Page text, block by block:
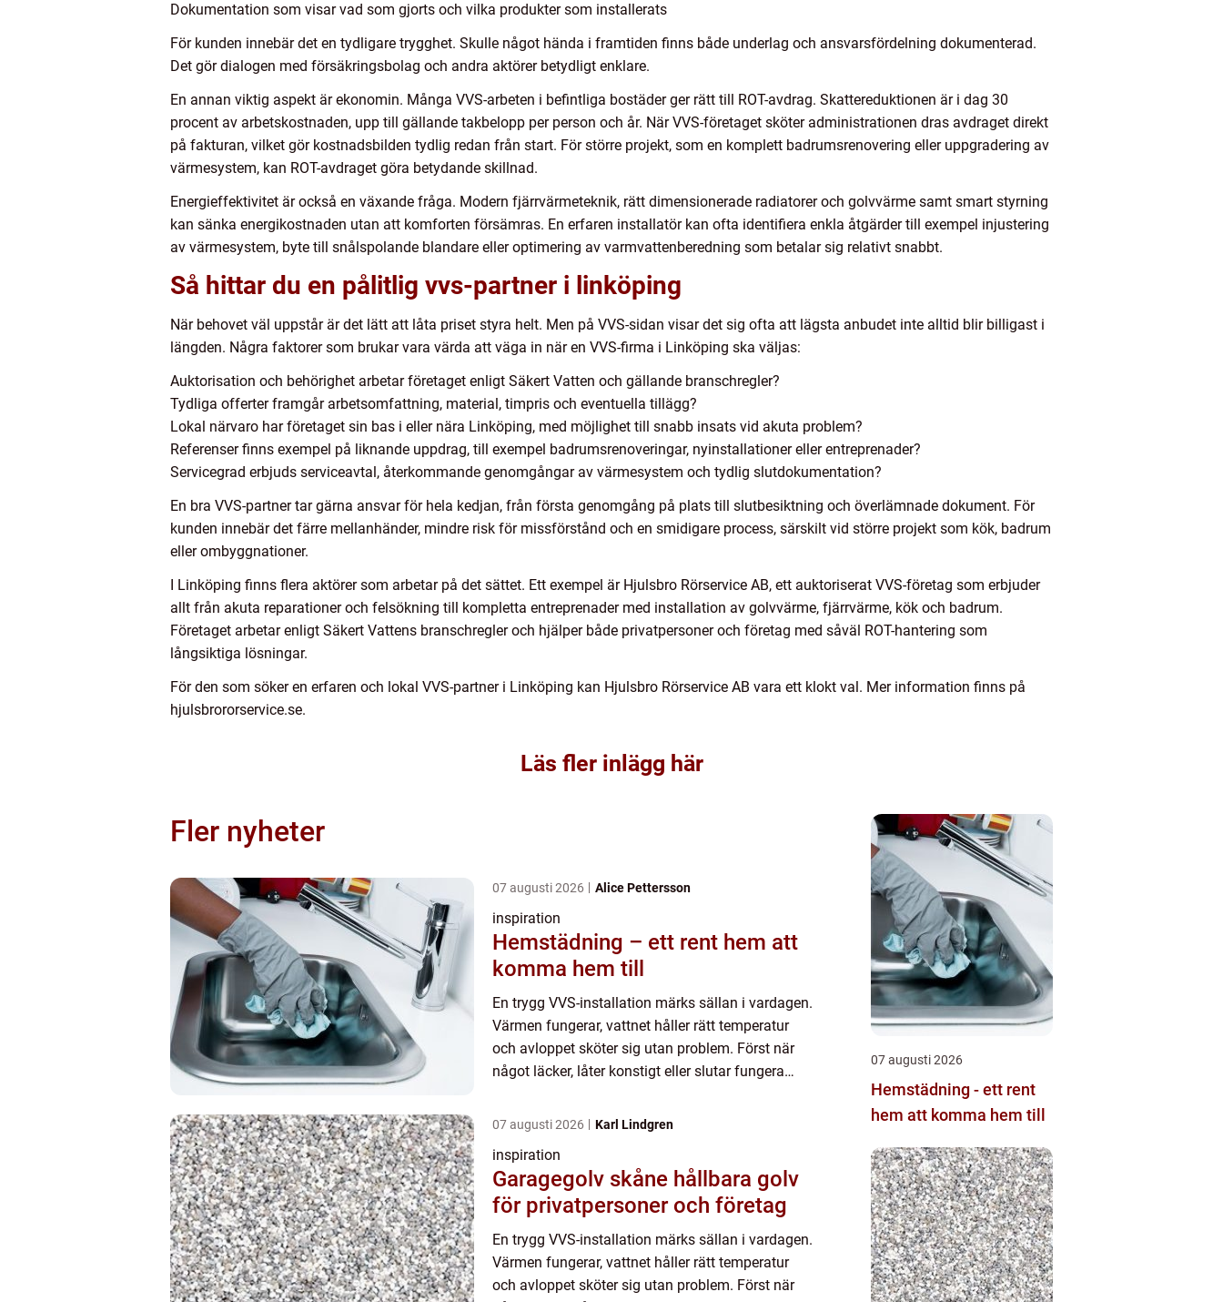
Dokumentation som visar vad som gjorts och vilka produkter som installerats
För kunden innebär det en tydligare trygghet. Skulle något hända i framtiden finns både underlag och ansvarsfördelning dokumenterad.
Det gör dialogen med försäkringsbolag och andra aktörer betydligt enklare.
En annan viktig aspekt är ekonomin. Många VVS-arbeten i befintliga bostäder ger rätt till ROT-avdrag. Skattereduktionen är i dag 30
procent av arbetskostnaden, upp till gällande takbelopp per person och år. När VVS-företaget sköter administrationen dras avdraget direkt
på fakturan, vilket gör kostnadsbilden tydlig redan från start. För större projekt, som en komplett badrumsrenovering eller uppgradering av
värmesystem, kan ROT-avdraget göra betydande skillnad.
Energieffektivitet är också en växande fråga. Modern fjärrvärmeteknik, rätt dimensionerade radiatorer och golvvärme samt smart styrning
kan sänka energikostnaden utan att komforten försämras. En erfaren installatör kan ofta identifiera enkla åtgärder till exempel injustering
av värmesystem, byte till snålspolande blandare eller optimering av varmvattenberedning som betalar sig relativt snabbt.
Så hittar du en pålitlig vvs-partner i linköping
När behovet väl uppstår är det lätt att låta priset styra helt. Men på VVS-sidan visar det sig ofta att lägsta anbudet inte alltid blir billigast i
längden. Några faktorer som brukar vara värda att väga in när en VVS-firma i Linköping ska väljas:
Auktorisation och behörighet arbetar företaget enligt Säkert Vatten och gällande branschregler?
Tydliga offerter framgår arbetsomfattning, material, timpris och eventuella tillägg?
Lokal närvaro har företaget sin bas i eller nära Linköping, med möjlighet till snabb insats vid akuta problem?
Referenser finns exempel på liknande uppdrag, till exempel badrumsrenoveringar, nyinstallationer eller entreprenader?
Servicegrad erbjuds serviceavtal, återkommande genomgångar av värmesystem och tydlig slutdokumentation?
En bra VVS-partner tar gärna ansvar för hela kedjan, från första genomgång på plats till slutbesiktning och överlämnade dokument. För
kunden innebär det färre mellanhänder, mindre risk för missförstånd och en smidigare process, särskilt vid större projekt som kök, badrum
eller ombyggnationer.
I Linköping finns flera aktörer som arbetar på det sättet. Ett exempel är Hjulsbro Rörservice AB, ett auktoriserat VVS-företag som erbjuder
allt från akuta reparationer och felsökning till kompletta entreprenader med installation av golvvärme, fjärrvärme, kök och badrum.
Företaget arbetar enligt Säkert Vattens branschregler och hjälper både privatpersoner och företag med såväl ROT-hantering som
långsiktiga lösningar.
För den som söker en erfaren och lokal VVS-partner i Linköping kan Hjulsbro Rörservice AB vara ett klokt val. Mer information finns på
hjulsbrororservice.se.
Läs fler inlägg här
Fler nyheter
07 augusti 2026 Alice Pettersson
inspiration
Hemstädning – ett rent hem att
komma hem till
En trygg VVS-installation märks sällan i vardagen.
Värmen fungerar, vattnet håller rätt temperatur
och avloppet sköter sig utan problem. Först när
något läcker, låter konstigt eller slutar fungera
är. I...
07 augusti 2026 Karl Lindgren
inspiration
Garagegolv skåne hållbara golv
för privatpersoner och företag
En trygg VVS-installation märks sällan i vardagen.
Värmen fungerar, vattnet håller rätt temperatur
och avloppet sköter sig utan problem. Först när
07 augusti 2026
Hemstädning - ett rent
hem att komma hem till